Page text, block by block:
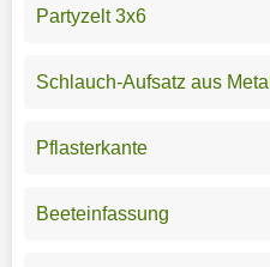
Partyzelt 3x6
Schlauch-Aufsatz aus Metall
Pflasterkante
Beeteinfassung